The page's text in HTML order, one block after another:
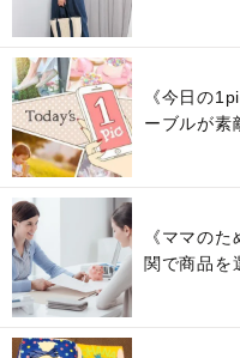
《今日の
ーブルが素
《ママの
関で商品を